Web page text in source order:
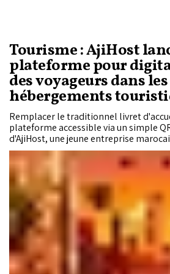
Tourisme : AjiHost
plateforme pour
des voyageurs dans les
hébergements
Remplacer le traditionnel livret
plateforme accessible via un simple
d'AjiHost, une jeune entreprise
qui lance une solution destinée aux
hôtels de charme afin de simplifier
voyageurs tout en aidant les
services et à développer leurs revenus.